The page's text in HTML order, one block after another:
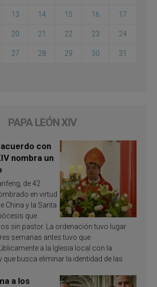
13 14 15 16 17
20 21 22 23 24
27 28 29 30 31
PAPA LEÓN XIV
con
nombra un
de 42
en virtud
China y la Santa
que
sin pastor. La ordenación tuvo lugar
semanas antes tuvo que
a la Iglesia local con la
que busca eliminar la identidad de las
a los